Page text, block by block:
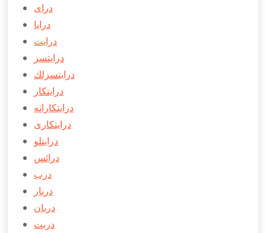
درای
درايا
درايت
درايتسز
درايتسزلك
درايتكار
درايتكارانه
درايتكاری
درايتلو
درائس
درب
دربار
دربان
دربت